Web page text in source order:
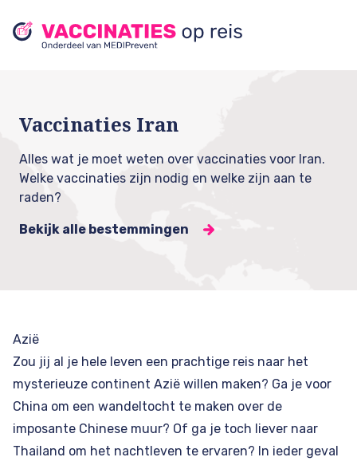
Vaccinaties Iran
Alles wat je moet weten over vaccinaties voor Iran.
Welke vaccinaties zijn nodig en welke zijn aan te
raden?
Bekijk alle bestemmingen
Azië
Zou jij al je hele leven een prachtige reis naar het
mysterieuze continent Azië willen maken? Ga je voor
China om een wandeltocht te maken over de
imposante Chinese muur? Of ga je toch liever naar
Thailand om het nachtleven te ervaren? In ieder geval